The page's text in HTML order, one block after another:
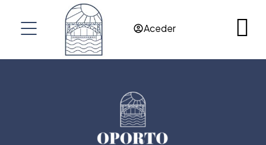
Aceder
RES@OPORTOMAISON.COM
OPORTO